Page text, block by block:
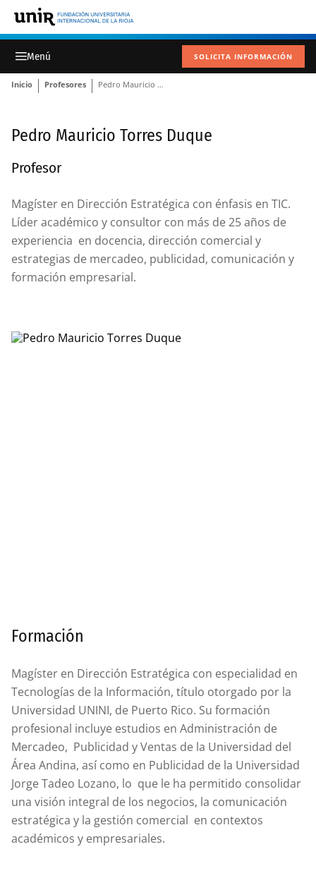
SOLICITA INFORMACIÓN
Inicio Profesores Pedro Mauricio Torres Duque
Pedro Mauricio Torres Duque
Profesor
Magíster en Dirección Estratégica con énfasis en TIC.
Líder académico y consultor con más de 25 años de
experiencia en docencia, dirección comercial y
estrategias de mercadeo, publicidad, comunicación y
formación empresarial.
Formación
Magíster en Dirección Estratégica con especialidad en
Tecnologías de la Información, título otorgado por la
Universidad UNINI, de Puerto Rico. Su formación
profesional incluye estudios en Administración de
Mercadeo, Publicidad y Ventas de la Universidad del
Área Andina, así como en Publicidad de la Universidad
Jorge Tadeo Lozano, lo que le ha permitido consolidar
una visión integral de los negocios, la comunicación
estratégica y la gestión comercial en contextos
académicos y empresariales.